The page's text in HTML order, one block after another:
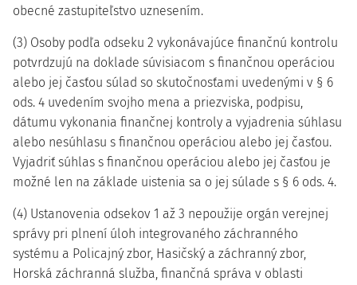
obecné zastupiteľstvo uznesením.
(3) Osoby podľa odseku 2 vykonávajúce finančnú kontrolu
potvrdzujú na doklade súvisiacom s finančnou operáciou
alebo jej časťou súlad so skutočnosťami uvedenými v § 6
ods. 4 uvedením svojho mena a priezviska, podpisu,
dátumu vykonania finančnej kontroly a vyjadrenia súhlasu
alebo nesúhlasu s finančnou operáciou alebo jej časťou.
Vyjadriť súhlas s finančnou operáciou alebo jej časťou je
možné len na základe uistenia sa o jej súlade s § 6 ods. 4.
(4) Ustanovenia odsekov 1 až 3 nepoužije orgán verejnej
správy pri plnení úloh integrovaného záchranného
systému a Policajný zbor, Hasičský a záchranný zbor,
Horská záchranná služba, finančná správa v oblasti